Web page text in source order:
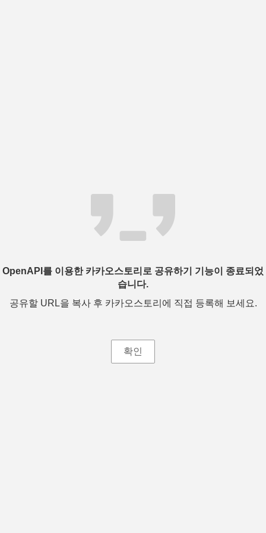
OpenAPI를 이용한 카카오스토리로 공유하기 기능이 종료되었
습니다.
공유할 URL을 복사 후 카카오스토리에 직접 등록해 보세요.
확인